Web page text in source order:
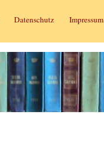
Datenschutz Impressum